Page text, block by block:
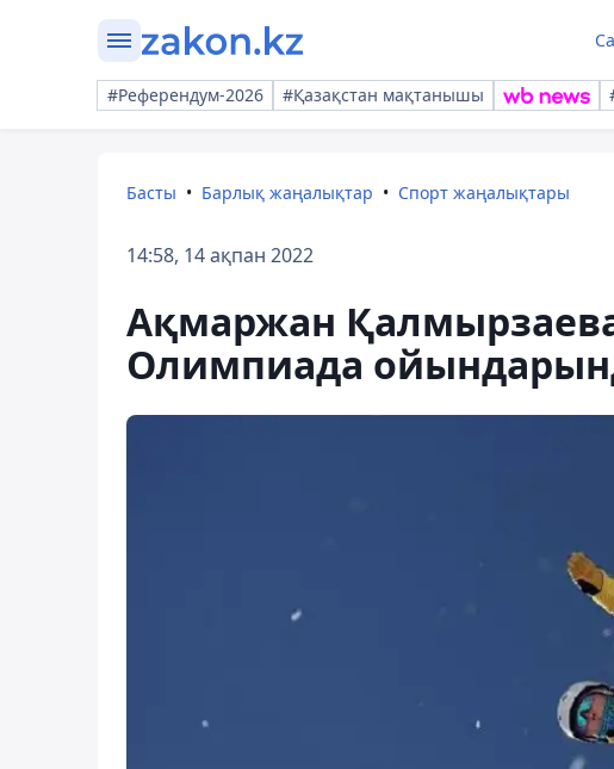
#Референдум-2026 #Қазақстан мақтанышы
Басты Барлық жаңалықтар Спорт жаңалықтары
14:58, 14 ақпан 2022
Ақмаржан
Олимпиада